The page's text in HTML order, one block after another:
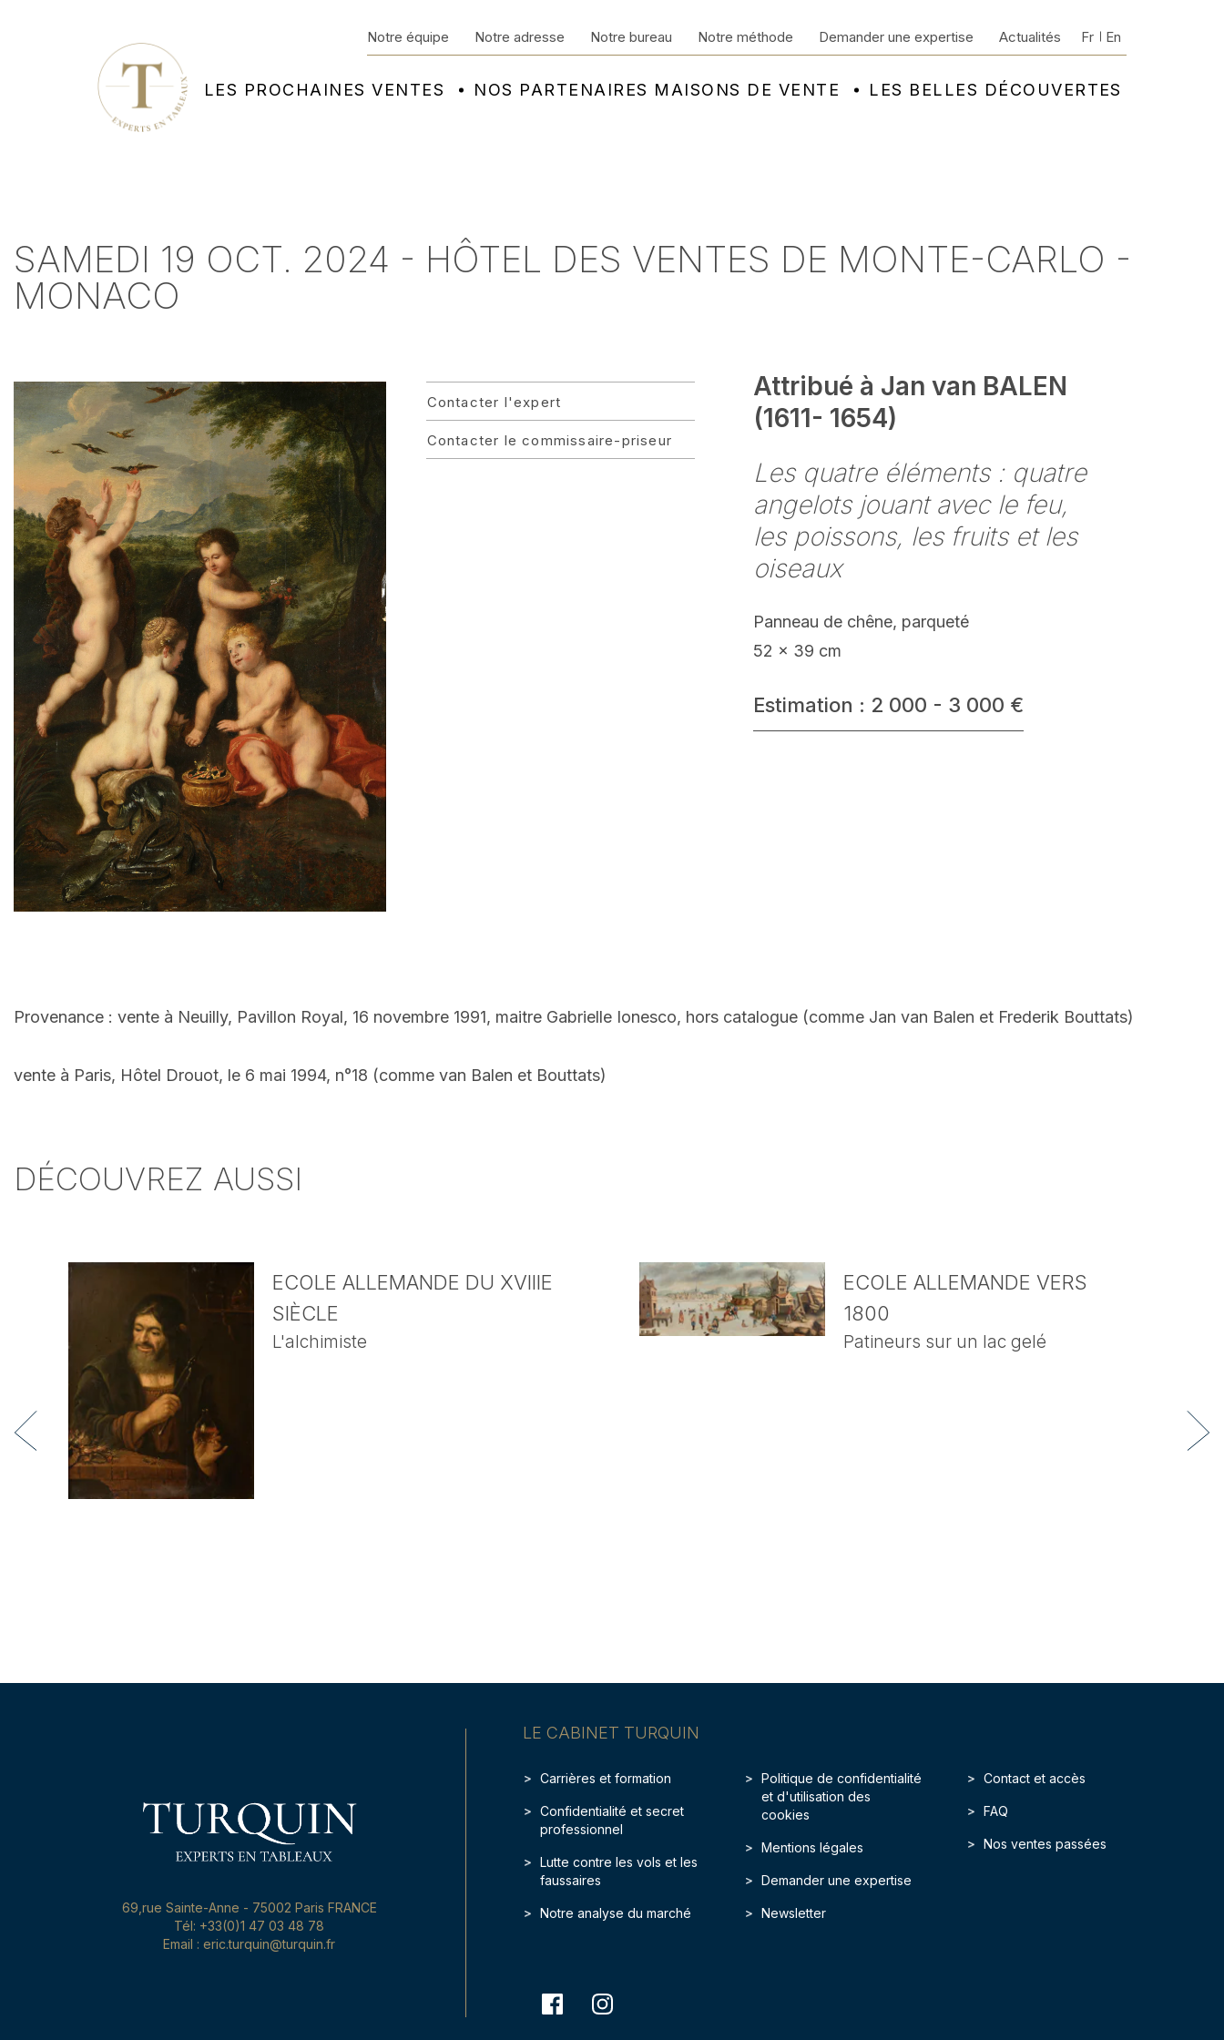
LES PROCHAINES VENTES NOS PARTENAIRES MAISONS DE VENTE LES BELLES DÉCOUVERTES
Notre équipe Notre adresse Notre bureau Notre méthode Demander une expertise Actualités Fr En
SAMEDI 19 OCT. 2024 - HÔTEL DES VENTES DE MONTE-CARLO -
MONACO
Contacter l'expert
Contacter le commissaire-priseur
Attribué à Jan van BALEN
(1611- 1654)
Les quatre éléments : quatre
angelots jouant avec le feu,
les poissons, les fruits et les
oiseaux
Panneau de chêne, parqueté
52 x 39 cm
Estimation : 2 000 - 3 000 €
Provenance : vente à Neuilly, Pavillon Royal, 16 novembre 1991, maitre Gabrielle Ionesco, hors catalogue (comme Jan van Balen et Frederik Bouttats)
vente à Paris, Hôtel Drouot, le 6 mai 1994, n°18 (comme van Balen et Bouttats)
DÉCOUVREZ AUSSI
ECOLE ALLEMANDE DU XVIIIE
SIÈCLE
L'alchimiste
ECOLE ALLEMANDE VERS
1800
Patineurs sur un lac gelé
LE CABINET TURQUIN
Carrières et formation
Confidentialité et secret
professionnel
Lutte contre les vols et les
faussaires
Notre analyse du marché
Politique de confidentialité
et d'utilisation des
cookies
Mentions légales
Demander une expertise
Newsletter
Contact et accès
FAQ
Nos ventes passées
69,rue Sainte-Anne - 75002 Paris FRANCE
Tél: +33(0)1 47 03 48 78
Email : eric.turquin@turquin.fr